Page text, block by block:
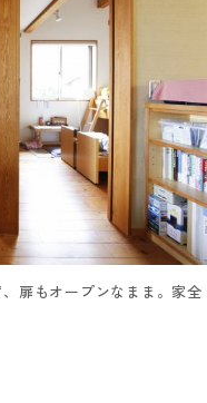
扉もオープンなまま。家全